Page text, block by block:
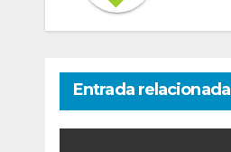
Entrada relacionada